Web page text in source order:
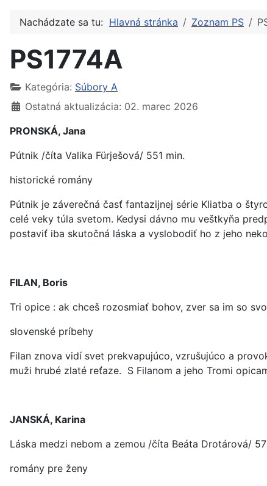
Nachádzate sa tu: Hlavná stránka Zoznam PS
PS1774A
Kategória: Súbory A
Ostatná aktualizácia: 02. marec 2026
PRONSKÁ, Jana
Pútnik /číta Valika Fürješová/ 551 min.
historické romány
Pútnik je záverečná časť fantazijnej série Kliatba o
celé veky túla svetom. Kedysi dávno mu veštkyňa
postaviť iba skutočná láska a vyslobodiť ho z jeho
FILAN, Boris
Tri opice : ak chceš rozosmiať bohov, zver sa im so
slovenské príbehy
Filan znova vidí svet prekvapujúco, vzrušujúco a
muži hrubé zlaté reťaze. S Filanom a jeho Tromi
JANSKÁ, Karina
Láska medzi nebom a zemou /číta Beáta Drotárová/
romány pre ženy